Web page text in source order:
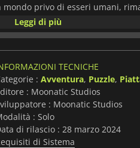
privo di esseri umani,
modo attive e le creano
si aggirano per la terra
da questi pericoli e allo
del suo aiuto.
tempo un puzzle platform
si evitano i pericoli della
vostra missione e a far
Leggi di più
TECNICHE
: Avventura, Puzzle,
: Moonatic Studios
: Moonatic Studios
: Solo
di rilascio : 28 marzo 2024
di Sistema